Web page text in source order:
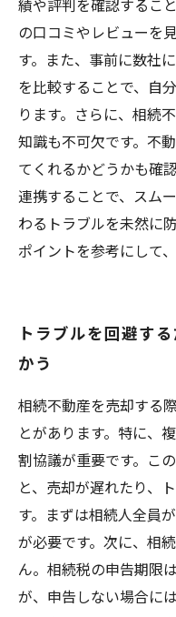
績や評判を確認するこ
の口コミやレビューを
す。また、事前に数社
を比較することで、自
ります。さらに、相続
知識も不可欠です。不
てくれるかどうかも確
連携することで、スム
わるトラブルを未然に
ポイントを参考にして
トラブルを回避す
かう
相続不動産を売却する
とがあります。特に、
割協議が重要です。こ
と、売却が遅れたり、
す。まずは相続人全員
が必要です。次に、相
ん。相続税の申告期限
が、申告しない場合に